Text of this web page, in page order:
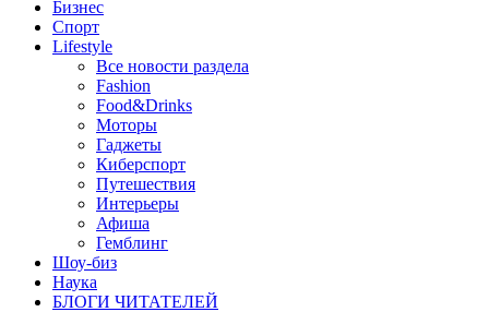
Бизнес
Спорт
Lifestyle
Все новости раздела
Fashion
Food&Drinks
Моторы
Гаджеты
Киберспорт
Путешествия
Интерьеры
Афиша
Гемблинг
Шоу-биз
Наука
БЛОГИ ЧИТАТЕЛЕЙ